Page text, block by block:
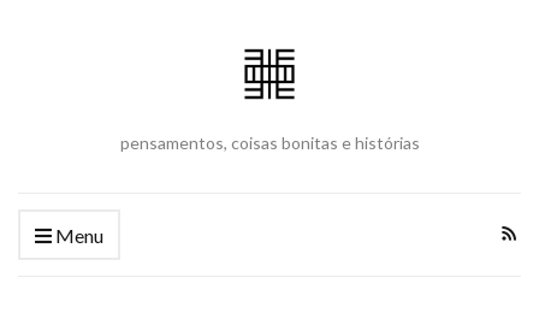
pensamentos, coisas bonitas e histórias
Menu